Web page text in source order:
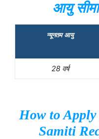
आयु
न्यूनतम आयु
28 वर्ष
How to Apply
Samiti